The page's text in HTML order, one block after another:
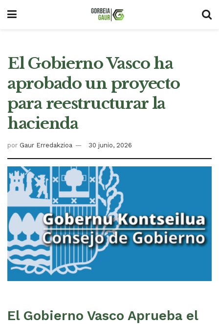
El Gobierno Vasco ha
aprobado un proyecto
para reestructurar la
hacienda
por Gaur Erredakzioa 30 junio, 2026
El Gobierno Vasco Aprueba el